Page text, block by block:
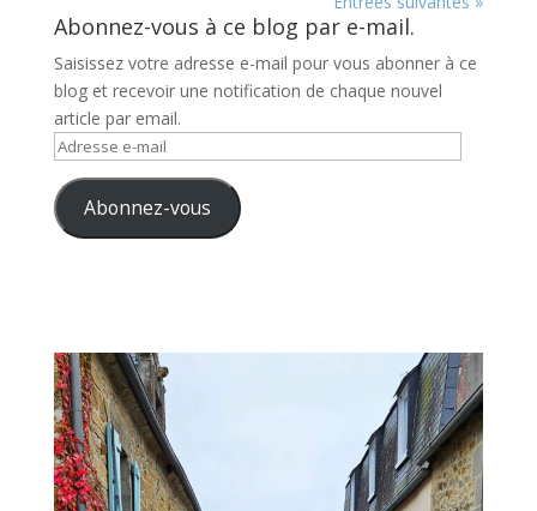
Abonnez-vous à ce blog par e-mail.
Saisissez votre adresse e-mail pour vous abonner à ce
blog et recevoir une notification de chaque nouvel
article par email.
Adresse
mail Abonnez-vous